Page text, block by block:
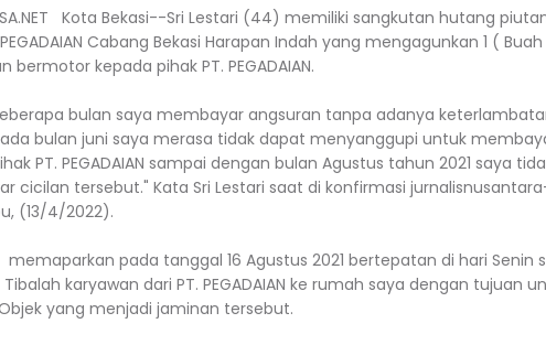
Kota Bekasi--Sri Lestari (44) memiliki sangkutan hutang
Cabang Bekasi Harapan Indah yang mengagunkan 1 ( Buah
bermotor kepada pihak PT. PEGADAIAN.
bulan saya membayar angsuran tanpa adanya
bulan juni saya merasa tidak dapat menyanggupi untuk
PT. PEGADAIAN sampai dengan bulan Agustus tahun 2021 saya
cicilan tersebut." Kata Sri Lestari saat di konfirmasi
(13/4/2022).
memaparkan pada tanggal 16 Agustus 2021 bertepatan di hari Senin
Tibalah karyawan dari PT. PEGADAIAN ke rumah saya dengan tujuan
yang menjadi jaminan tersebut.